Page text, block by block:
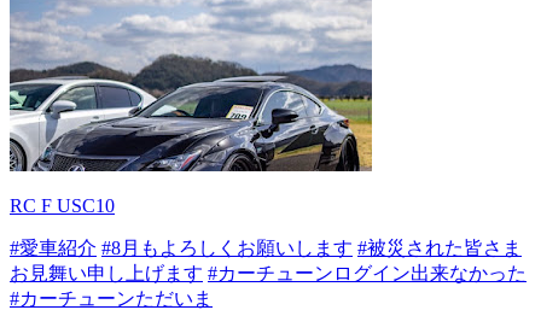
RC F USC10
#愛車紹介 #8月もよろしくお願いします #被災された皆さま
お見舞い申し上げます #カーチューンログイン出来なかった
#カーチューンただいま